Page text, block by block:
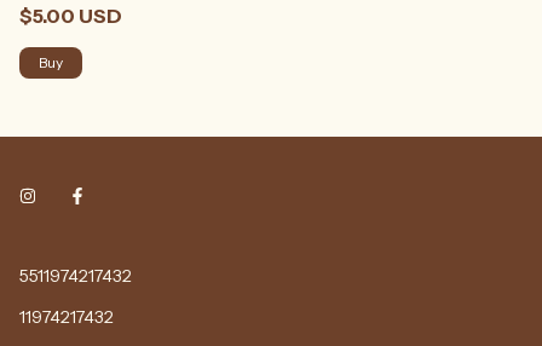
$5.00 USD
5511974217432
11974217432